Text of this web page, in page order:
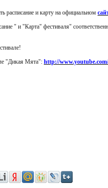
расписание и карту на официальном
" и "Карта" фестиваля"
"Дикая Мята": http://